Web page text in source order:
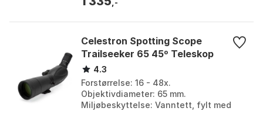
,-
Celestron Spotting Scope
Trailseeker 65 45º Teleskop
4.3
Forstørrelse: 16 - 48x.
Objektivdiameter: 65 mm.
Miljøbeskyttelse: Vanntett, fylt med